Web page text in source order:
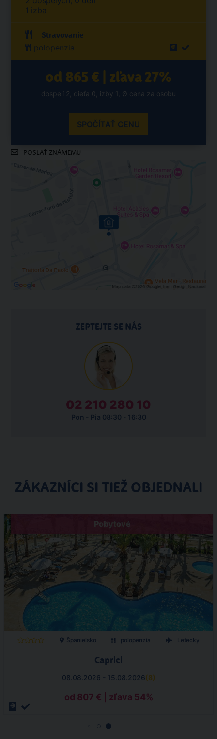
1 izba
Stravovanie
polopenzia
od 865 € | zľava 27%
dospelí 2, dieťa 0, izby 1, Ø cena za osobu
SPOČÍTAŤ CENU
POSLAŤ ZNÁMEMU
ZEPTEJTE SE NÁS
02 210 280 10
Pon - Pia 08:30 - 16:30
ZÁKAZNÍCI SI TIEŽ OBJEDNALI
Pobytové
Španielsko polopenzia Letecky
Caprici
08.08.2026 - 15.08.2026(8)
od 807 € | zľava 54%